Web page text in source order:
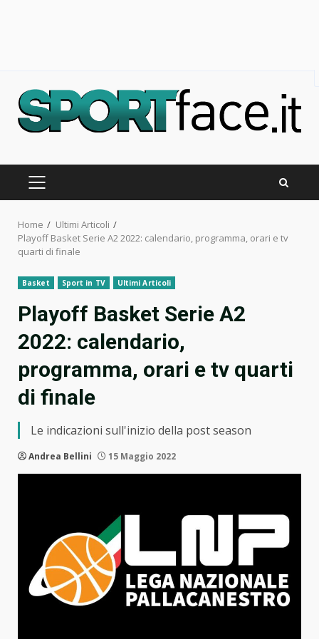
content
PRIMARY
Home
Ultimi Articoli
Playoff Basket Serie A2 2022: calendario, programma, orari e tv
quarti di finale
Basket Sport in TV Ultimi Articoli
Playoff Basket Serie A2
2022: calendario,
programma, orari e tv quarti
di finale
Le indicazioni sull'inizio della post season
Andrea Bellini 15 Maggio 2022